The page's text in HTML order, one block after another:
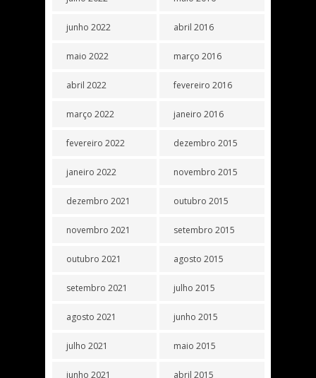
junho 2022
maio 2022
abril 2022
março 2022
fevereiro 2022
janeiro 2022
dezembro 2021
novembro 2021
outubro 2021
setembro 2021
agosto 2021
julho 2021
junho 2021
abril 2016
março 2016
fevereiro 2016
janeiro 2016
dezembro 2015
novembro 2015
outubro 2015
setembro 2015
agosto 2015
julho 2015
junho 2015
maio 2015
abril 2015